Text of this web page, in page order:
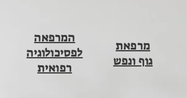
המרפאה
לפסיכולוגיה
רפואית
מרפאת
גוף ונפש